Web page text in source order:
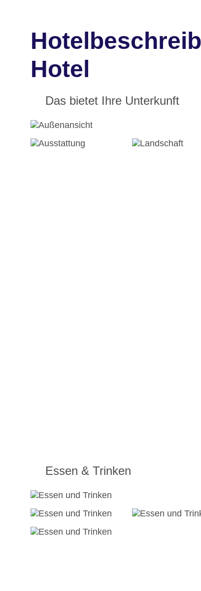
Hotel
Das bietet Ihre Unterkunft
Essen & Trinken